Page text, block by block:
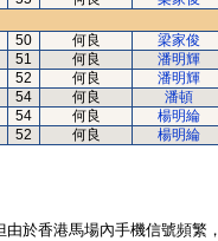
50 何良 梁家俊
51 何良 潘明輝
52 何良 潘明輝
54 何良 潘頓
54 何良 楊明綸
52 何良 楊明綸
於香港馬場內手機信號頻